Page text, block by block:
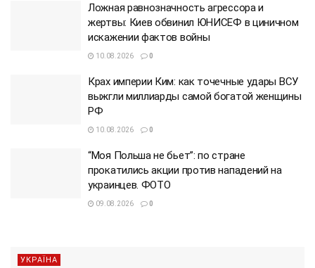
Ложная равнозначность агрессора и
жертвы: Киев обвинил ЮНИСЕФ в циничном
искажении фактов войны
10.08.2026 0
Крах империи Ким: как точечные удары ВСУ
выжгли миллиарды самой богатой женщины
РФ
10.08.2026 0
“Моя Польша не бьет”: по стране
прокатились акции против нападений на
украинцев. ФОТО
09.08.2026 0
УКРАЇНА